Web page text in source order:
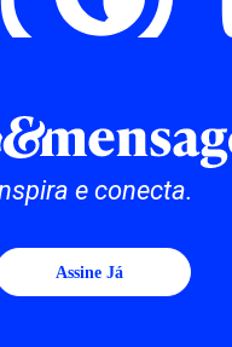
e conecta.
Assine Já